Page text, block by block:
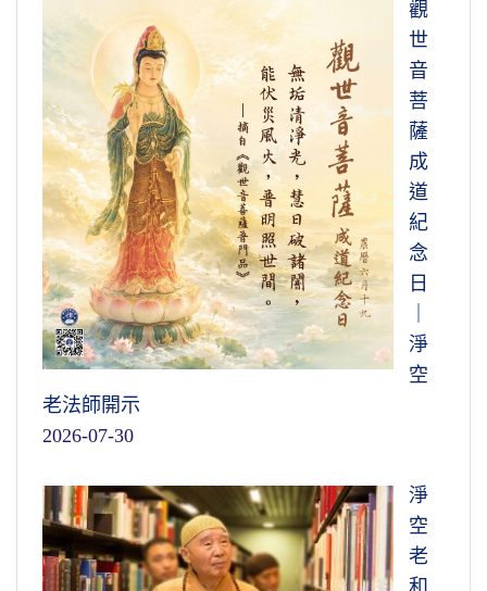
觀
世
音
菩
薩
成
道
紀
念
日
淨
空
老法師開示
2026-07-30
淨
空
老
和